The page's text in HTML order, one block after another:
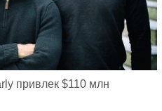
привлек $110 млн